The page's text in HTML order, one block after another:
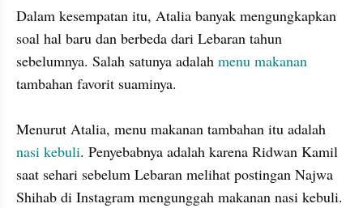
Dalam kesempatan itu, Atalia banyak mengungkapkan
soal hal baru dan berbeda dari Lebaran tahun
sebelumnya. Salah satunya adalah menu makanan
tambahan favorit suaminya.
nasi kebuli. Penyebabnya adalah karena Ridwan Kamil
saat sehari sebelum Lebaran melihat postingan Najwa
Shihab di Instagram mengunggah makanan nasi kebuli.